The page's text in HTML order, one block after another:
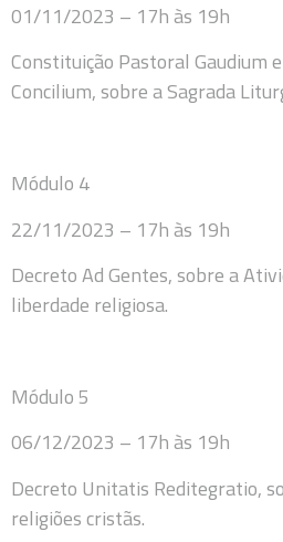
01/11/2023 – 17h às 19h
Constituição Pastoral Gaudium
Concilium, sobre a Sagrada
Módulo 4
22/11/2023 – 17h às 19h
Decreto Ad Gentes, sobre a
liberdade religiosa.
Módulo 5
06/12/2023 – 17h às 19h
Decreto Unitatis Reditegratio,
religiões cristãs.